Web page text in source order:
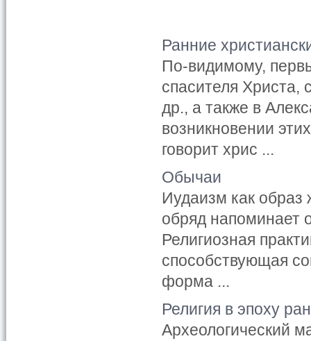
Ранние
По-видимому,
спасителя
др., а также в
возникновении
говорит хрис ...
Обычаи
Иудаизм как
обряд напоминает
Религиозная
способствующая
форма ...
Религия в эпоху
Археологический